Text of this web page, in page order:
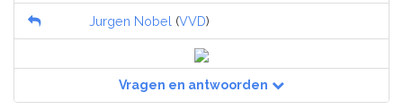
Jurgen Nobel (VVD)
Vragen en antwoorden